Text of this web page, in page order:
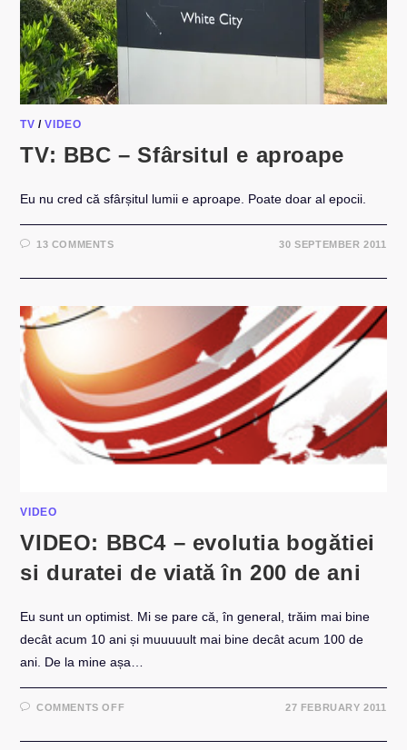
TV /VIDEO
TV: BBC – Sfârsitul e aproape
Eu nu cred că sfârșitul lumii e aproape. Poate doar al epocii.
13 COMMENTS 30 SEPTEMBER 2011
VIDEO
VIDEO: BBC4 – evolutia bogătiei
si duratei de viată în 200 de ani
Eu sunt un optimist. Mi se pare că, în general, trăim mai bine
decât acum 10 ani și muuuuult mai bine decât acum 100 de
ani. De la mine așa…
COMMENTS OFFON
–
27 FEBRUARY 2011